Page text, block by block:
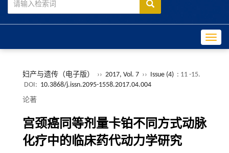
妇产与遗传（电子版） ›› 2017, Vol. 7 ›› Issue (4) : 11 -15.
DOI: 10.3868/j.issn.2095-1558.2017.04.004
论著
宫颈癌同等剂量卡铂不同方式动脉
化疗中的临床药代动力学研究